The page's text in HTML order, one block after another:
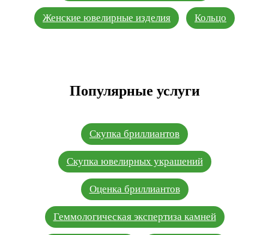
Женские ювелирные изделия Кольцо
Популярные услуги
Скупка бриллиантов
Скупка ювелирных украшений
Оценка бриллиантов
Геммологическая экспертиза камней